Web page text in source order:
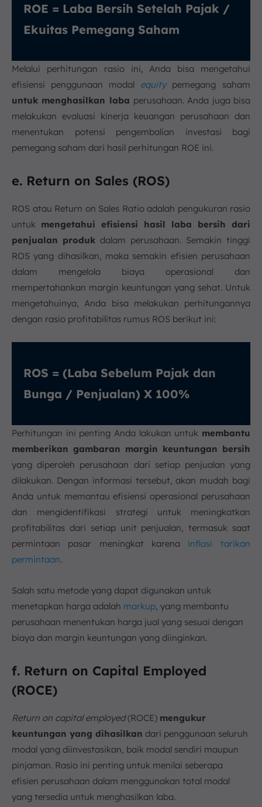
ROE = Laba Bersih Setelah Pajak /
Ekuitas Pemegang Saham
Melalui perhitungan rasio ini, Anda bisa mengetahui
efisiensi penggunaan modal equity pemegang saham
untuk menghasilkan laba perusahaan. Anda juga bisa
melakukan evaluasi kinerja keuangan perusahaan dan
menentukan potensi pengembalian investasi bagi
pemegang saham dari hasil perhitungan ROE ini.
e. Return on Sales (ROS)
ROS atau Return on Sales Ratio adalah pengukuran rasio
untuk mengetahui efisiensi hasil laba bersih dari
penjualan produk dalam perusahaan. Semakin tinggi
ROS yang dihasilkan, maka semakin efisien perusahaan
dalam mengelola biaya operasional dan
mempertahankan margin keuntungan yang sehat. Untuk
mengetahuinya, Anda bisa melakukan perhitungannya
dengan rasio profitabilitas rumus ROS berikut ini:
ROS = (Laba Sebelum Pajak dan
Bunga / Penjualan) X 100%
Perhitungan ini penting Anda lakukan untuk membantu
memberikan gambaran margin keuntungan bersih
yang diperoleh perusahaan dari setiap penjualan yang
dilakukan. Dengan informasi tersebut, akan mudah bagi
Anda untuk memantau efisiensi operasional perusahaan
dan mengidentifikasi strategi untuk meningkatkan
profitabilitas dari setiap unit penjualan, termasuk saat
permintaan pasar meningkat karena inflasi tarikan
permintaan.
Salah satu metode yang dapat digunakan untuk
menetapkan harga adalah markup , yang membantu
perusahaan menentukan harga jual yang sesuai dengan
biaya dan margin keuntungan yang diinginkan.
f. Return on Capital Employed
(ROCE)
Return on capital employed(ROCE) mengukur
keuntungan yang dihasilkan dari penggunaan seluruh
modal yang diinvestasikan, baik modal sendiri maupun
pinjaman. Rasio ini penting untuk menilai seberapa
efisien perusahaan dalam menggunakan total modal
yang tersedia untuk menghasilkan laba.